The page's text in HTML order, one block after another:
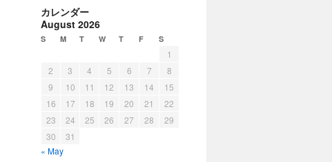
カレンダー
August 2026
S M T W T F S
1
2
3 4 5 6 7
8
9
10 11 12 13 14
15
16
17 18 19 20 21
22
23
24 25 26 27 28
29
30
31
« May